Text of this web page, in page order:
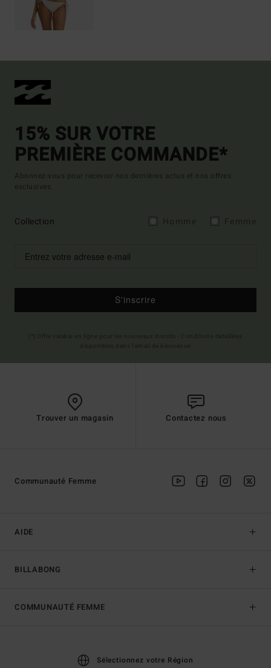
15% SUR VOTRE
PREMIÈRE COMMANDE*
Abonnez-vous pour recevoir nos dernières actus et nos offres
exclusives.
Collection
S'inscrire
Trouver un magasin Contactez nous
AIDE
BILLABONG
Communauté Femme
COMMUNAUTÉ FEMME
Sélectionnez votre Région